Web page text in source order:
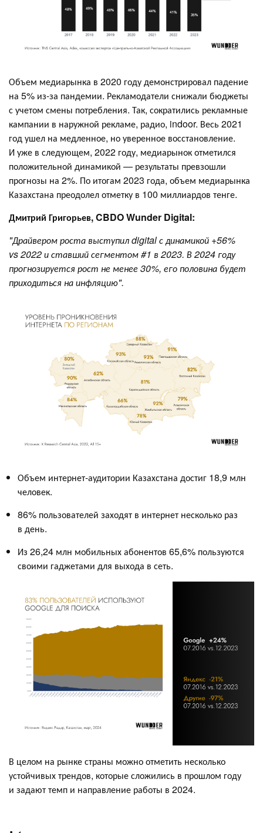
Объем медиарынка в 2020 году демонстрировал падение
на 5% из-за пандемии. Рекламодатели снижали бюджеты
с учетом смены потребления. Так, сократились рекламные
кампании в наружной рекламе, радио, indoor. Весь 2021
год ушел на медленное, но уверенное восстановление.
И уже в следующем, 2022 году, медиарынок отметился
положительной динамикой — результаты превзошли
прогнозы на 2%. По итогам 2023 года, объем медиарынка
Казахстана преодолел отметку в 100 миллиардов тенге.
Дмитрий Григорьев, CBDO Wunder Digital:
"Драйвером роста выступил digital с динамикой +56%
vs 2022 и ставший сегментом #1 в 2023. ‎В 2024 году
прогнозируется рост не менее 30%, его половина будет
приходиться на инфляцию"‎.
Объем интернет-аудитории Казахстана достиг 18,9 млн
человек.
86% пользователей заходят в интернет несколько раз
в день.
Из 26,24 млн мобильных абонентов 65,6% пользуются
своими гаджетами для выхода в сеть.
В целом на рынке страны можно отметить несколько
устойчивых трендов, которые сложились в прошлом году
и задают темп и направление работы в 2024.